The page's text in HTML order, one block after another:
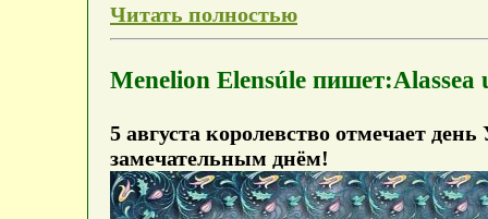
Читать полностью
Menelion Elensúle пишет:Alassea
5 августа королевство отмечает
замечательным днём!